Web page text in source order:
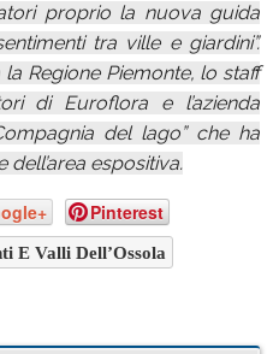
proprio la nuova guida
tra ville e giardini”.
Regione Piemonte, lo staff
di Euroflora e l’azienda
del lago” che ha
espositiva.
Pinterest
E Valli Dell’Ossola